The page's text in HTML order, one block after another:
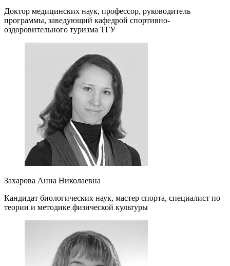
Доктор медицинских наук, профессор, руководитель
программы, заведующий кафедрой спортивно-
оздоровительного туризма ТГУ
Захарова Анна Николаевна
Кандидат биологических наук, мастер спорта, специалист по
теории и методике физической культуры